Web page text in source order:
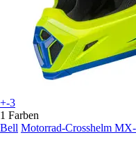
+-3
1 Farben
Bell Motorrad-Crosshelm